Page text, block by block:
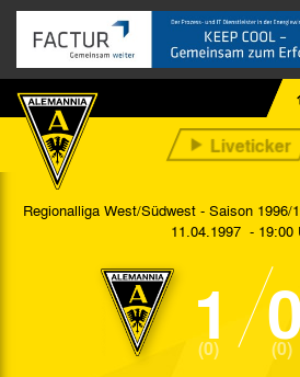
Regionalliga West/Südwest - Saison 1996/
11.04.1997 - 19:00
1
(0) 0
(0)